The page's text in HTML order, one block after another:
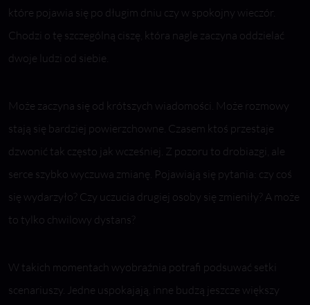
które pojawia się po długim dniu czy w spokojny wieczór.
Chodzi o tę szczególną ciszę, która nagle zaczyna oddzielać
dwoje ludzi od siebie.
Może zaczyna się od krótszych wiadomości. Może rozmowy
stają się bardziej powierzchowne. Czasem ktoś przestaje
dzwonić tak często jak wcześniej. Z pozoru to drobiazgi, ale
serce szybko wyczuwa zmianę. Pojawiają się pytania: czy coś
się wydarzyło? Czy uczucia drugiej osoby się zmieniły? A może
to tylko chwilowy dystans?
W takich momentach wyobraźnia potrafi podsuwać setki
scenariuszy. Jedne uspokajają, inne budzą jeszcze większy